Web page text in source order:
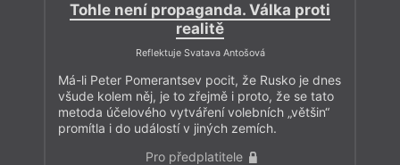
Tohle není propaganda. Válka proti
realitě
Reflektuje Svatava Antošová
Má-li Peter Pomerantsev pocit, že Rusko je dnes
všude kolem něj, je to zřejmě i proto, že se tato
metoda účelového vytváření volebních „většin“
promítla i do událostí v jiných zemích.
Pro předplatitele